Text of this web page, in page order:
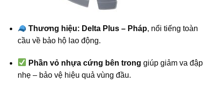
Thương hiệu: Delta Plus – Pháp, nổi tiếng toàn
cầu về bảo hộ lao động.
Phần vỏ nhựa cứng bên trong giúp giảm va đập
nhẹ – bảo vệ hiệu quả vùng đầu.